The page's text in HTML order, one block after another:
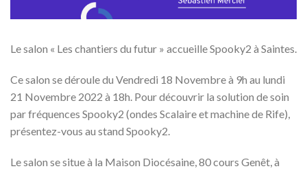
Le salon « Les chantiers du futur » accueille Spooky2 à Saintes.
Ce salon se déroule du Vendredi 18 Novembre à 9h au lundi
21 Novembre 2022 à 18h. Pour découvrir la solution de soin
par fréquences Spooky2 (ondes Scalaire et machine de Rife),
présentez-vous au stand Spooky2.
Le salon se situe à la Maison Diocésaine, 80 cours Genêt, à